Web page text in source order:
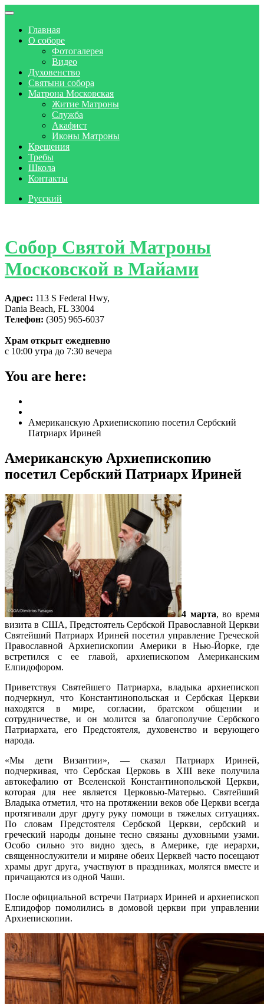
Главная
О соборе
Фотогалерея
Видео
Духовенство
Святыни собора
Матрона Московская
Житие Матроны
Служба
Акафист
Иконы Матроны
Крещения
Требы
Школа
Контакты
Русский
Собор Святой Матроны
Московской в Майами
Адрес: 113 S Federal Hwy,
Dania Beach, FL 33004
Телефон: (305) 965-6037
Храм открыт ежедневно
с 10:00 утра до 7:30 вечера
You are here:
Американскую Архиепископию посетил Сербский
Патриарх Ириней
Американскую Архиепископию
посетил Сербский Патриарх Ириней
4 марта, во время
визита в США, Предстоятель Сербской Православной Церкви
Святейший Патриарх Ириней посетил управление Греческой
Православной Архиепископии Америки в Нью-Йорке, где
встретился с ее главой, архиепископом Американским
Елпидофором.
Приветствуя Святейшего Патриарха, владыка архиепископ
подчеркнул, что Константинопольская и Сербская Церкви
находятся в мире, согласии, братском общении и
сотрудничестве, и он молится за благополучие Сербского
Патриархата, его Предстоятеля, духовенство и верующего
народа.
«Мы дети Византии», — сказал Патриарх Ириней,
подчеркивая, что Сербская Церковь в XIII веке получила
автокефалию от Вселенской Константинопольской Церкви,
которая для нее является Церковью-Матерью. Святейший
Владыка отметил, что на протяжении веков обе Церкви всегда
протягивали друг другу руку помощи в тяжелых ситуациях.
По словам Предстоятеля Сербской Церкви, сербский и
греческий народы доныне тесно связаны духовными узами.
Особо сильно это видно здесь, в Америке, где иерархи,
священнослужители и миряне обеих Церквей часто посещают
храмы друг друга, участвуют в праздниках, молятся вместе и
причащаются из одной Чаши.
После официальной встречи Патриарх Ириней и архиепископ
Елпидофор помолились в домовой церкви при управлении
Архиепископии.